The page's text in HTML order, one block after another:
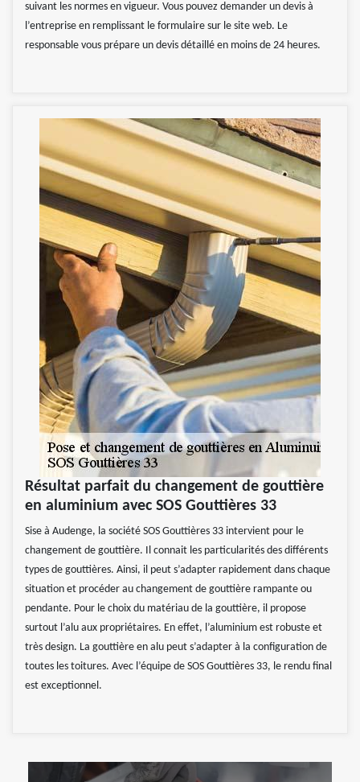
suivant les normes en vigueur. Vous pouvez demander un devis à
l’entreprise en remplissant le formulaire sur le site web. Le
responsable vous prépare un devis détaillé en moins de 24 heures.
Résultat parfait du changement de gouttière
en aluminium avec SOS Gouttières 33
Sise à Audenge, la société SOS Gouttières 33 intervient pour le
changement de gouttière. Il connait les particularités des différents
types de gouttières. Ainsi, il peut s’adapter rapidement dans chaque
situation et procéder au changement de gouttière rampante ou
pendante. Pour le choix du matériau de la gouttière, il propose
surtout l’alu aux propriétaires. En effet, l’aluminium est robuste et
très design. La gouttière en alu peut s’adapter à la configuration de
toutes les toitures. Avec l’équipe de SOS Gouttières 33, le rendu final
est exceptionnel.